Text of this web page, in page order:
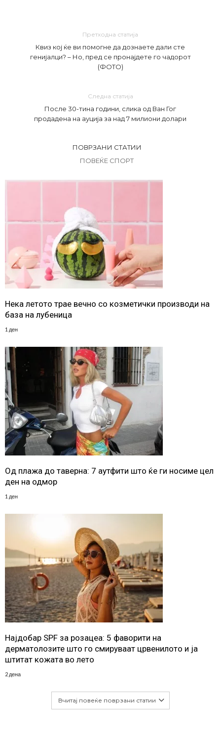
Претходна статија
Квиз кој ќе ви помогне да дознаете дали сте
генијалци? – Но, пред се пронајдете го чадорот
(ФОТО)
Следна статија
После 30-тина години, слика од Ван Гог
продадена на ауција за над 7 милиони долари
ПОВРЗАНИ СТАТИИ
ПОВЕЌЕ СПОРТ
Нека летото трае вечно со козметички производи на
база на лубеница
1 ден
Од плажа до таверна: 7 аутфити што ќе ги носиме цел
ден на одмор
1 ден
Најдобар SPF за розацеа: 5 фаворити на
дерматолозите што го смируваат црвенилото и ја
штитат кожата во лето
2 дена
Вчитај повеќе поврзани статии